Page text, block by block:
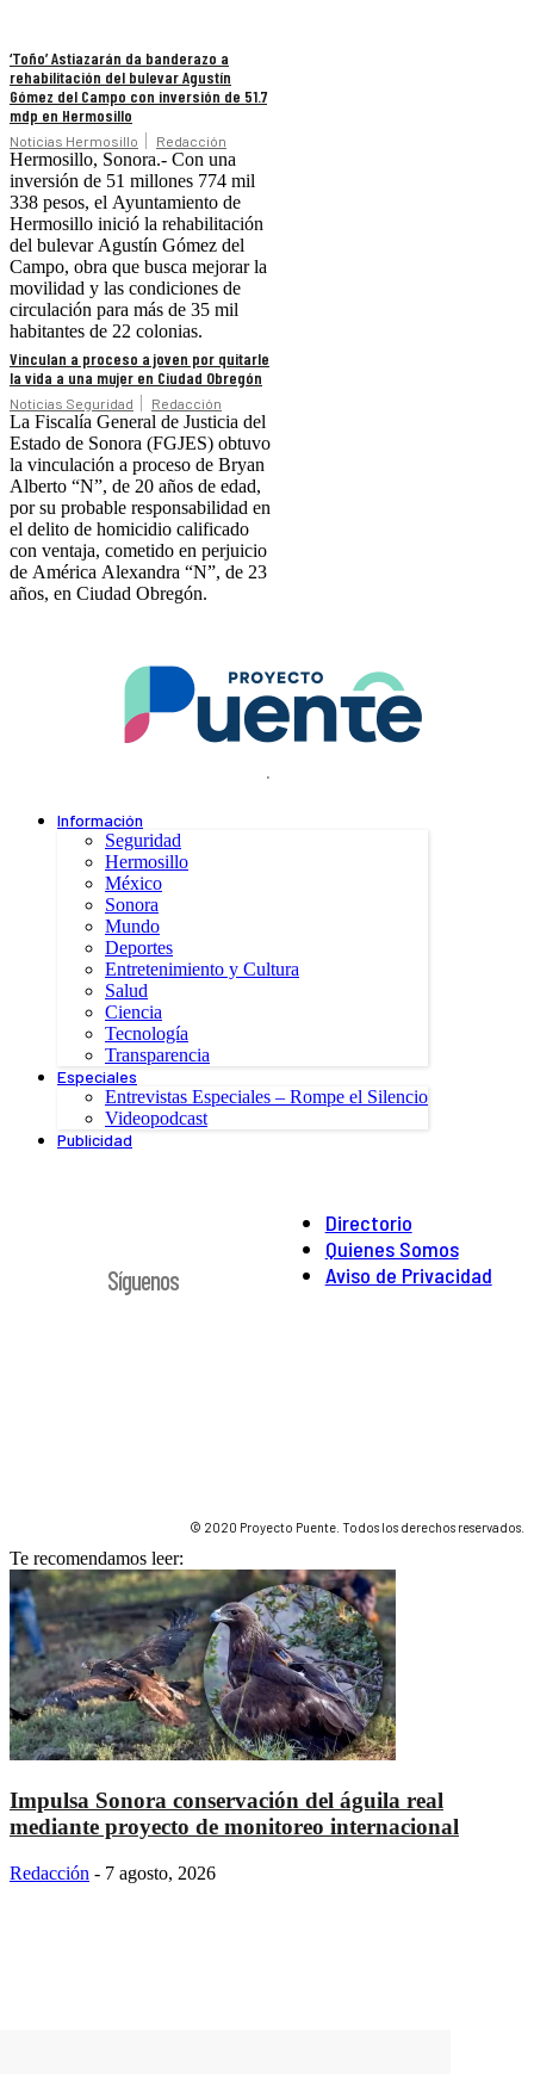
‘Toño’ Astiazarán da banderazo a
rehabilitación del bulevar Agustín
Gómez del Campo con inversión de 51.7
mdp en Hermosillo
Noticias Hermosillo Redacción
Hermosillo, Sonora.- Con una
inversión de 51 millones 774 mil
338 pesos, el Ayuntamiento de
Hermosillo inició la rehabilitación
del bulevar Agustín Gómez del
Campo, obra que busca mejorar la
movilidad y las condiciones de
circulación para más de 35 mil
habitantes de 22 colonias.
Vinculan a proceso a joven por quitarle
la vida a una mujer en Ciudad Obregón
Noticias Seguridad Redacción
La Fiscalía General de Justicia del
Estado de Sonora (FGJES) obtuvo
la vinculación a proceso de Bryan
Alberto “N”, de 20 años de edad,
por su probable responsabilidad en
el delito de homicidio calificado
con ventaja, cometido en perjuicio
de América Alexandra “N”, de 23
años, en Ciudad Obregón.
.
Información
Seguridad
Hermosillo
México
Sonora
Mundo
Deportes
Entretenimiento y Cultura
Salud
Ciencia
Tecnología
Transparencia
Especiales
Entrevistas Especiales – Rompe el Silencio
Videopodcast
Publicidad
Directorio
Quienes Somos
Aviso de Privacidad
Síguenos
© 2020 Proyecto Puente. Todos los derechos reservados.
Te recomendamos leer:
Impulsa Sonora conservación del águila real
mediante proyecto de monitoreo internacional
Redacción - 7 agosto, 2026